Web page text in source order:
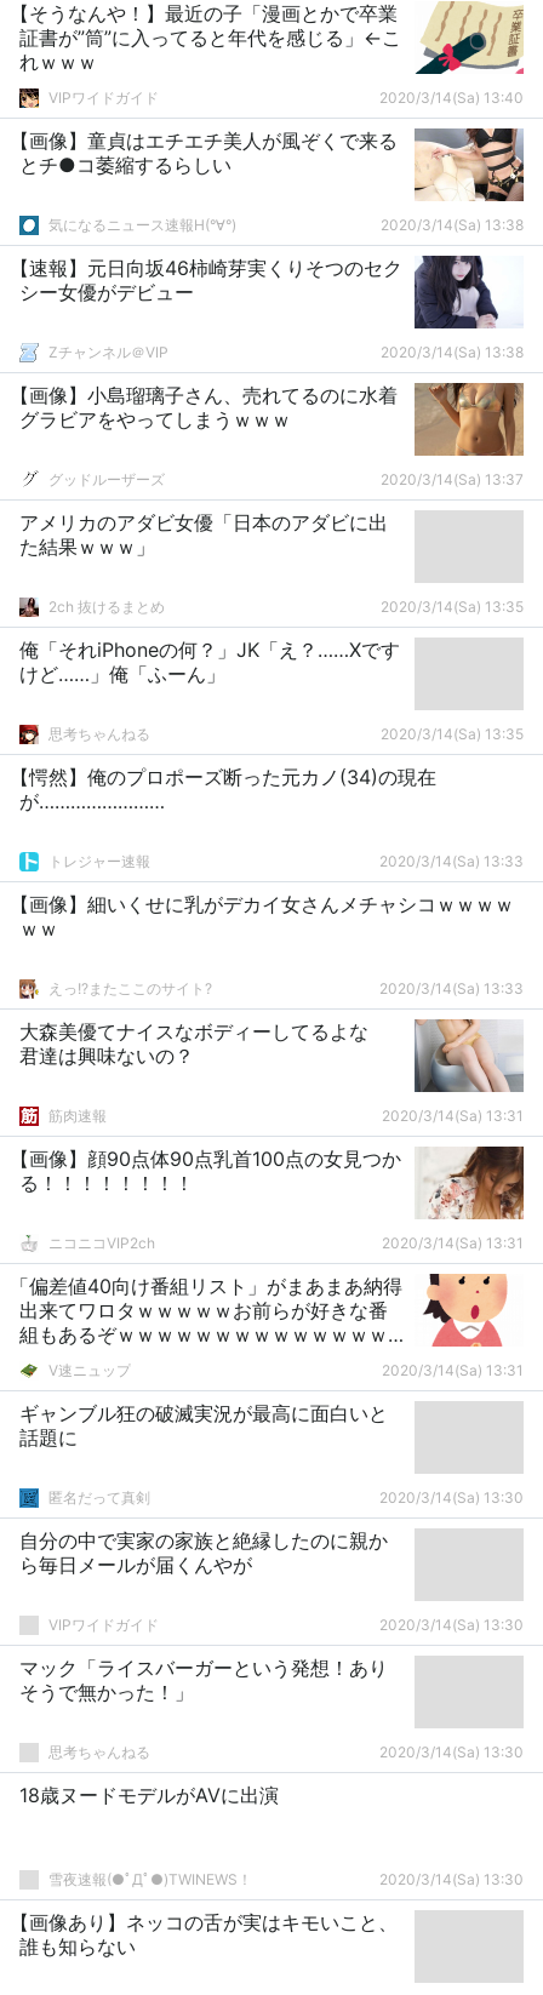
【そうなんや！】最近の子「漫画とかで卒業
証書が”筒”に入ってると年代を感じる」←こ
れｗｗｗ
VIPワイドガイド 2020/3/14(Sa) 13:40
【画像】童貞はエチエチ美人が風ぞくで来る
とチ●コ萎縮するらしい
気になるニュース速報H(°∀°) 2020/3/14(Sa) 13:38
【速報】元日向坂46柿崎芽実くりそつのセク
シー女優がデビュー
Zチャンネル＠VIP 2020/3/14(Sa) 13:38
【画像】小島瑠璃子さん、売れてるのに水着
グラビアをやってしまうｗｗｗ
グッドルーザーズ 2020/3/14(Sa) 13:37
アメリカのアダビ女優「日本のアダビに出
た結果ｗｗｗ」
2ch 抜けるまとめ 2020/3/14(Sa) 13:35
俺「それiPhoneの何？」JK「え？……Xです
けど……」俺「ふーん」
思考ちゃんねる 2020/3/14(Sa) 13:35
【愕然】俺のプロポーズ断った元カノ(34)の現在
が……………………
トレジャー速報 2020/3/14(Sa) 13:33
【画像】細いくせに乳がデカイ女さんメチャシコｗｗｗｗ
ｗｗ
えっ!?またここのサイト? 2020/3/14(Sa) 13:33
大森美優てナイスなボディーしてるよな
君達は興味ないの？
筋肉速報 2020/3/14(Sa) 13:31
【画像】顔90点体90点乳首100点の女見つか
る！！！！！！！！
ニコニコVIP2ch 2020/3/14(Sa) 13:31
「偏差値40向け番組リスト」がまあまあ納得
出来てワロタｗｗｗｗｗお前らが好きな番
組もあるぞｗｗｗｗｗｗｗｗｗｗｗｗｗｗ
ｗ
V速ニュップ 2020/3/14(Sa) 13:31
ギャンブル狂の破滅実況が最高に面白いと
話題に
匿名だって真剣 2020/3/14(Sa) 13:30
自分の中で実家の家族と絶縁したのに親か
ら毎日メールが届くんやが
VIPワイドガイド 2020/3/14(Sa) 13:30
マック「ライスバーガーという発想！あり
そうで無かった！」
思考ちゃんねる 2020/3/14(Sa) 13:30
18歳ヌードモデルがAVに出演
雪夜速報(●ﾟДﾟ●)TWINEWS！ 2020/3/14(Sa) 13:30
【画像あり】ネッコの舌が実はキモいこと、
誰も知らない